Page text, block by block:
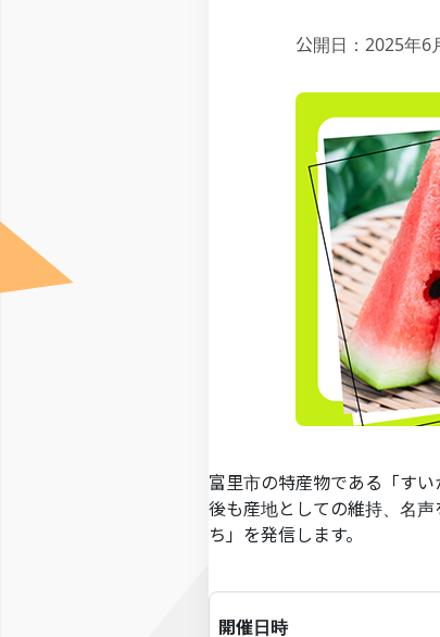
公開日：2025年6
富里市の特産物である「す
後も産地としての維持、名
ち」を発信します。
開催日時